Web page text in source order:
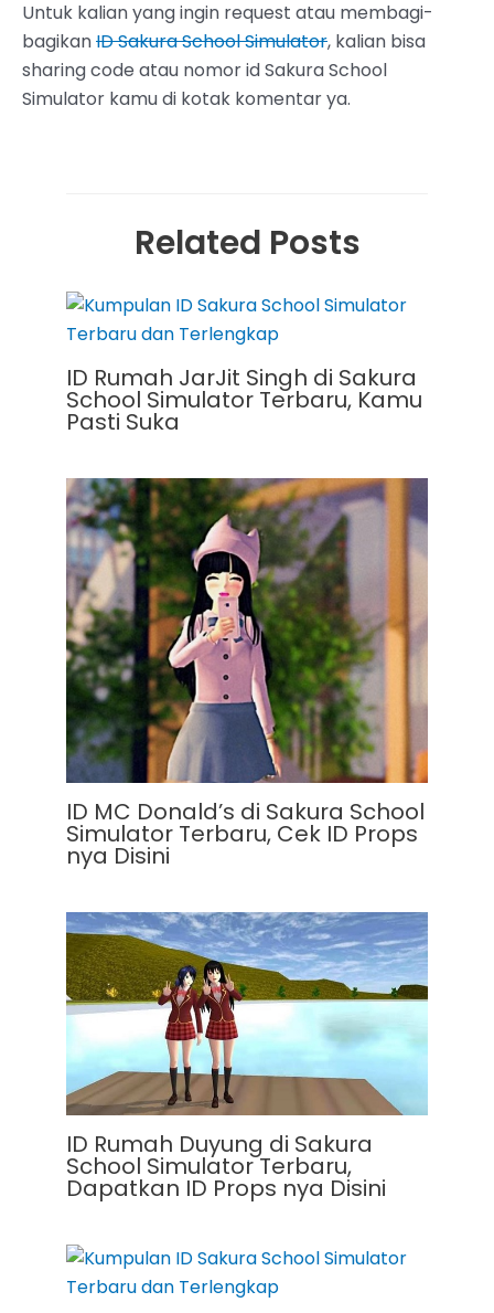
Untuk kalian yang ingin request atau membagi-
bagikanID Sakura School Simulator, kalian bisa
sharing code atau nomor id Sakura School
Simulator kamu di kotak komentar ya.
Related Posts
ID Rumah JarJit Singh di Sakura
School Simulator Terbaru, Kamu
Pasti Suka
ID MC Donald’s di Sakura School
Simulator Terbaru, Cek ID Props
nya Disini
ID Rumah Duyung di Sakura
School Simulator Terbaru,
Dapatkan ID Props nya Disini